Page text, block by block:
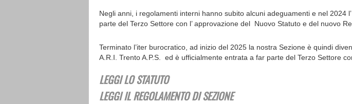
Negli anni, i regolamenti interni hanno subito alcuni adeguamenti e nel 2024
parte del Terzo Settore con l’ approvazione del Nuovo Statuto e del nuovo
Terminato l’iter burocratico, ad inizio del 2025 la nostra Sezione è quindi
A.R.I. Trento A.P.S. ed è ufficialmente entrata a far parte del Terzo Settore
LEGGI LO STATUTO
LEGGI IL REGOLAMENTO DI SEZIONE